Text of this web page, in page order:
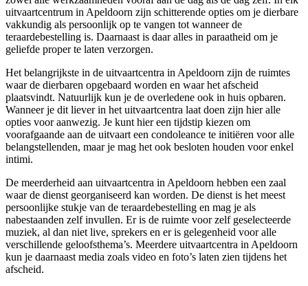
uitvaartcentrum in Apeldoorn zijn schitterende opties om je dierbare
vakkundig als persoonlijk op te vangen tot wanneer de
teraardebestelling is. Daarnaast is daar alles in paraatheid om je
geliefde proper te laten verzorgen.
Het belangrijkste in de uitvaartcentra in Apeldoorn zijn de ruimtes
waar de dierbaren opgebaard worden en waar het afscheid
plaatsvindt. Natuurlijk kun je de overledene ook in huis opbaren.
Wanneer je dit liever in het uitvaartcentra laat doen zijn hier alle
opties voor aanwezig. Je kunt hier een tijdstip kiezen om
voorafgaande aan de uitvaart een condoleance te initiëren voor alle
belangstellenden, maar je mag het ook besloten houden voor enkel
intimi.
De meerderheid aan uitvaartcentra in Apeldoorn hebben een zaal
waar de dienst georganiseerd kan worden. De dienst is het meest
persoonlijke stukje van de teraardebestelling en mag je als
nabestaanden zelf invullen. Er is de ruimte voor zelf geselecteerde
muziek, al dan niet live, sprekers en er is gelegenheid voor alle
verschillende geloofsthema’s. Meerdere uitvaartcentra in Apeldoorn
kun je daarnaast media zoals video en foto’s laten zien tijdens het
afscheid.